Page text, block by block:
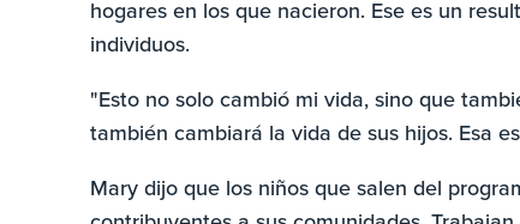
hogares en los que nacieron. Ese es un
individuos.
"Esto no solo cambió mi vida, sino que
también cambiará la vida de sus hijos. Esa
Mary dijo que los niños que salen del